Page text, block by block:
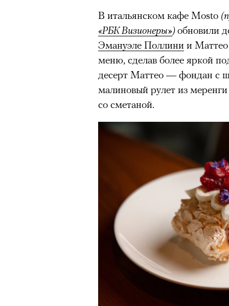
В итальянском кафе Mosto
«РБК Визионеры»)обновили
Эмануэле Поллини и Маттео
меню, сделав более яркой
десерт Маттео — фондан с
малиновый рулет из
со сметаной.
Новый фильм уступает
видели кино про детей из
российских), которые
здоровьем касается
отстраненности, или
редкого психогенного
воздействием тяжелейшего
перестает двигаться,
мир. Это и происходит с
Алами), братом главной
М’Зауки), когда их
жительство в одной из
Безутешная Шая пытается
наглотавшись таблеток,
их мать тонет при
При всей скромности
адресованный европейцам
можете нас спасти!» —
очнувшийся Нур) точно не